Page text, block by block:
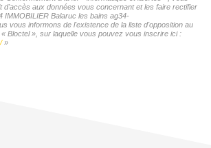
d'accès aux données vous concernant et les faire rectifier
IMMOBILIER Balaruc les bains ag34-
vous informons de l'existence de la liste d'opposition au
Bloctel », sur laquelle vous pouvez vous inscrire ici :
»